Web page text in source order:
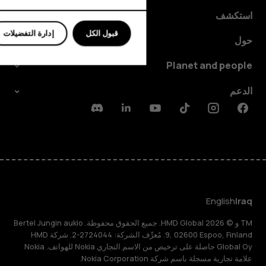
استكشف
حول
Planet and people
الدعم
Facebook
Instagram
Tiktok
Youtube
Linkedin
Discord
Iraq
English
TM و © 2026 HMD Global. جميع الحقوق محفوظة. Bertel Jungin aukio
9, 02600 Espoo, Finland. مُعرِّف الشركة: 2724044-2. شركة HMD
Global Oy حاصلة على ترخيص من الاسم التجاري Nokia للهواتف. Nokia
علامة تجارية مسجلة باسم شركة Nokia Corporation.
إدارة التفضيلات قبول الكل